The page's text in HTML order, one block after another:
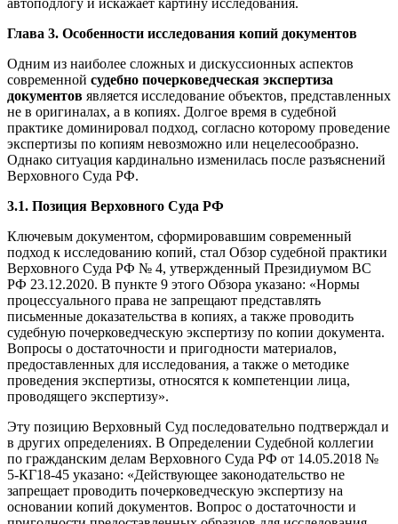
Глава 3. Особенности исследования копий документов
Одним из наиболее сложных и дискуссионных аспектов
современной судебно почерковедческая экспертиза
документов является исследование объектов, представленных
не в оригиналах, а в копиях. Долгое время в судебной
практике доминировал подход, согласно которому проведение
экспертизы по копиям невозможно или нецелесообразно.
Однако ситуация кардинально изменилась после разъяснений
Верховного Суда РФ.
3.1. Позиция Верховного Суда РФ
Ключевым документом, сформировавшим современный
подход к исследованию копий, стал Обзор судебной практики
Верховного Суда РФ № 4, утвержденный Президиумом ВС
РФ 23.12.2020. В пункте 9 этого Обзора указано: «Нормы
процессуального права не запрещают представлять
письменные доказательства в копиях, а также проводить
судебную почерковедческую экспертизу по копии документа.
Вопросы о достаточности и пригодности материалов,
предоставленных для исследования, а также о методике
проведения экспертизы, относятся к компетенции лица,
проводящего экспертизу».
Эту позицию Верховный Суд последовательно подтверждал и
в других определениях. В Определении Судебной коллегии
по гражданским делам Верховного Суда РФ от 14.05.2018 №
5-КГ18-45 указано: «Действующее законодательство не
запрещает проводить почерковедческую экспертизу на
основании копий документов. Вопрос о достаточности и